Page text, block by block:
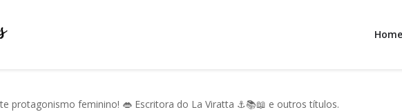
Home
protagonismo feminino! 👄 Escritora do La Viratta ⚓📚📖 e outros títulos.